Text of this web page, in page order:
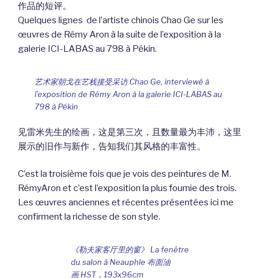
作品的短评。
Quelques lignes de l’artiste chinois Chao Ge sur les
œuvres de Rémy Aron à la suite de l’exposition à la
galerie ICI-LABAS au 798 à Pékin.
艺术家朝戈在艺栈接受采访 Chao Ge, interviewé à
l’exposition de Rémy Aron à la galerie ICI-LABAS au
798 à Pékin
见雷米先生的绘画，这是第三次，且数量最为丰沛，这里
展示的旧作与新作，告知我们其风格的丰富性。
C’est la troisième fois que je vois des peintures de M.
RémyAron et c’est l’exposition la plus fournie des trois.
Les œuvres anciennes et récentes présentées ici me
confirment la richesse de son style.
《勒夫家客厅里的窗》 La fenêtre
du salon à Neauphle 布面油
画 HST，193x96cm